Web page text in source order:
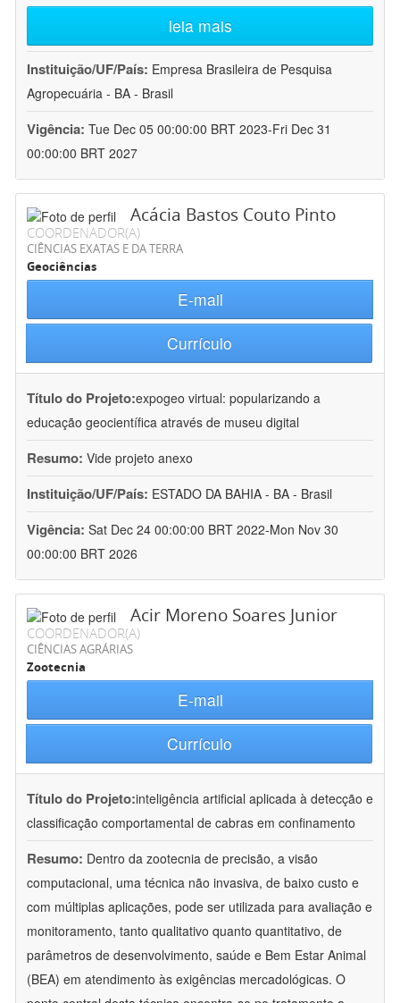
leia mais
Instituição/UF/País: Empresa Brasileira de Pesquisa
Agropecuária - BA - Brasil
Vigência: Tue Dec 05 00:00:00 BRT 2023-Fri Dec 31
00:00:00 BRT 2027
Acácia Bastos Couto Pinto
COORDENADOR(A)
CIÊNCIAS EXATAS E DA TERRA
Geociências
E-mail
Currículo
Título do Projeto:expogeo virtual: popularizando a
educação geocientífica através de museu digital
Resumo: Vide projeto anexo
Instituição/UF/País: ESTADO DA BAHIA - BA - Brasil
Vigência: Sat Dec 24 00:00:00 BRT 2022-Mon Nov 30
00:00:00 BRT 2026
Acir Moreno Soares Junior
COORDENADOR(A)
CIÊNCIAS AGRÁRIAS
Zootecnia
E-mail
Currículo
Título do Projeto:inteligência artificial aplicada à detecção e
classificação comportamental de cabras em confinamento
Resumo: Dentro da zootecnia de precisão, a visão
computacional, uma técnica não invasiva, de baixo custo e
com múltiplas aplicações, pode ser utilizada para avaliação e
monitoramento, tanto qualitativo quanto quantitativo, de
parâmetros de desenvolvimento, saúde e Bem Estar Animal
(BEA) em atendimento às exigências mercadológicas. O